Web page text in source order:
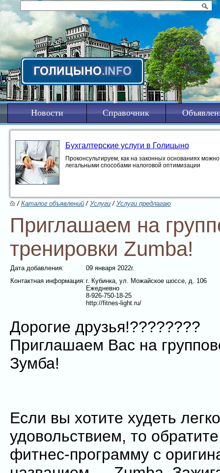
Новости Справочник
Бухгалтерские услуги в Голицыно
Проконсультируем, как на законных основаниях
легальными способами налоговой оптимизации
/Каталог объявлений/Услуги /Услуги предлагаю
Приглашаем на
тренировки Zumba!
Дата добавления:
09 января 2022г.
Контактная информация:г. Кубинка, ул. Можайское шоссе, д. 106
Ежедневно
8-926-750-18-25
http://fitnes-light.ru/
Дорогие друзья!????????
Приглашаем Вас на
Зумба!
Если вы хотите худеть
удовольствием, то
фитнес-программу с